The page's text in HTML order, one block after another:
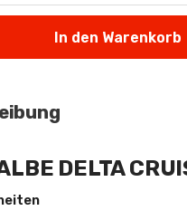
In den Warenkorb
DELTA